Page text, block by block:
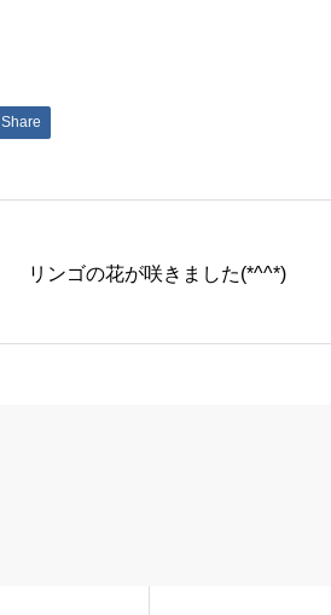
Share
リンゴの花が咲きました(*^^*)